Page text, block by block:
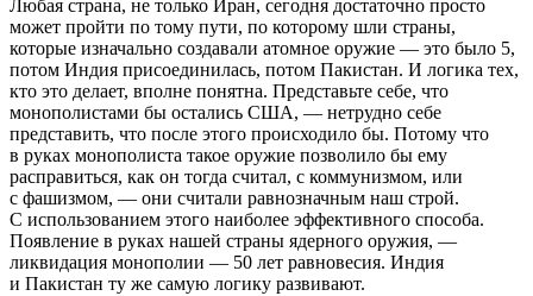
Любая страна, не только Иран, сегодня достаточно просто
может пройти по тому пути, по которому шли страны,
которые изначально создавали атомное оружие — это было 5,
потом Индия присоединилась, потом Пакистан. И логика тех,
кто это делает, вполне понятна. Представьте себе, что
монополистами бы остались США, — нетрудно себе
представить, что после этого происходило бы. Потому что
в руках монополиста такое оружие позволило бы ему
расправиться, как он тогда считал, с коммунизмом, или
с фашизмом, — они считали равнозначным наш строй.
С использованием этого наиболее эффективного способа.
Появление в руках нашей страны ядерного оружия, —
ликвидация монополии — 50 лет равновесия. Индия
и Пакистан ту же самую логику развивают.